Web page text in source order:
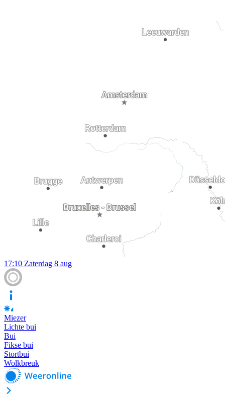
17:10 Zaterdag 8 aug
Miezer
Lichte bui
Bui
Fikse bui
Stortbui
Wolkbreuk